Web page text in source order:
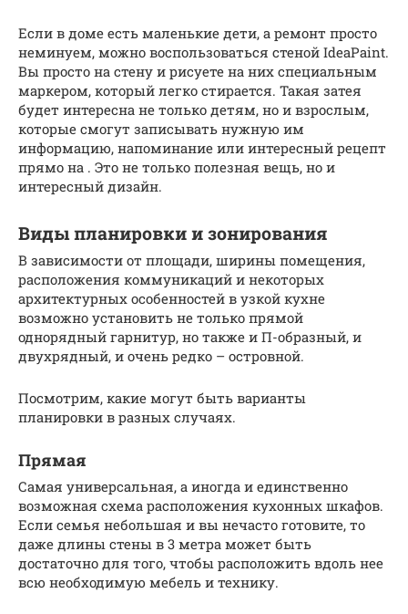
Если в доме есть маленькие дети, а ремонт просто
неминуем, можно воспользоваться стеной IdeaPaint.
Вы просто на стену и рисуете на них специальным
маркером, который легко стирается. Такая затея
будет интересна не только детям, но и взрослым,
которые смогут записывать нужную им
информацию, напоминание или интересный рецепт
прямо на . Это не только полезная вещь, но и
интересный дизайн.
Виды планировки и зонирования
В зависимости от площади, ширины помещения,
расположения коммуникаций и некоторых
архитектурных особенностей в узкой кухне
возможно установить не только прямой
однорядный гарнитур, но также и П-образный, и
двухрядный, и очень редко – островной.
Посмотрим, какие могут быть варианты
планировки в разных случаях.
Прямая
Самая универсальная, а иногда и единственно
возможная схема расположения кухонных шкафов.
Если семья небольшая и вы нечасто готовите, то
даже длины стены в 3 метра может быть
достаточно для того, чтобы расположить вдоль нее
всю необходимую мебель и технику.